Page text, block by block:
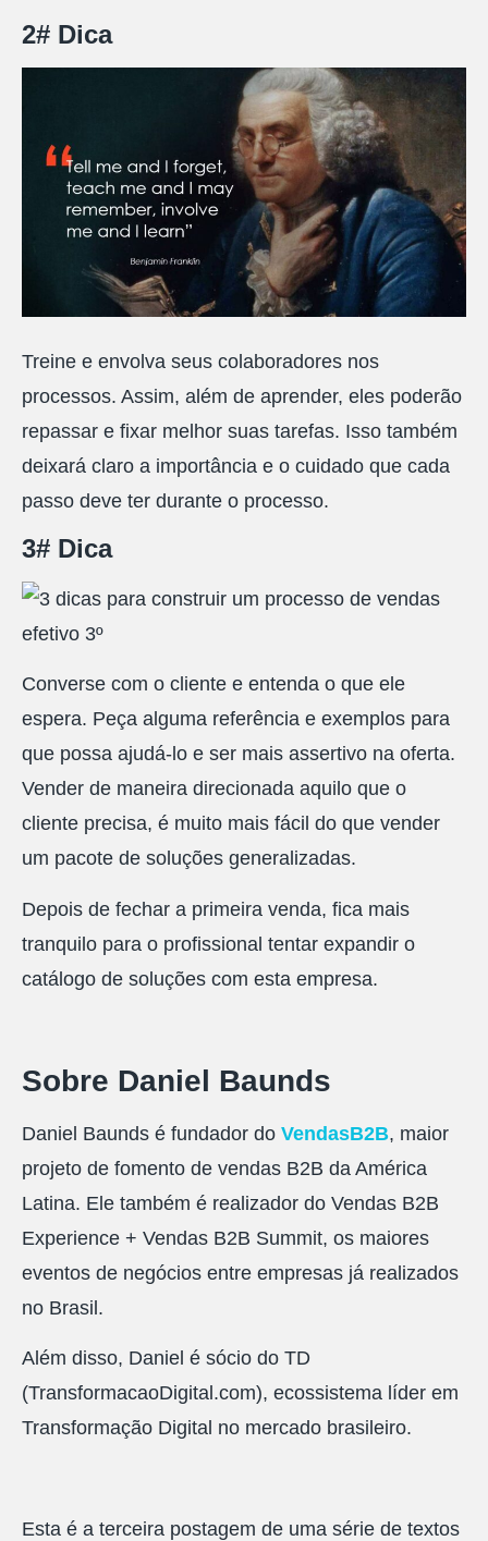
2# Dica
Treine e envolva seus colaboradores nos
processos. Assim, além de aprender, eles poderão
repassar e fixar melhor suas tarefas. Isso também
deixará claro a importância e o cuidado que cada
passo deve ter durante o processo.
3# Dica
Converse com o cliente e entenda o que ele
espera. Peça alguma referência e exemplos para
que possa ajudá-lo e ser mais assertivo na oferta.
Vender de maneira direcionada aquilo que o
cliente precisa, é muito mais fácil do que vender
um pacote de soluções generalizadas.
Depois de fechar a primeira venda, fica mais
tranquilo para o profissional tentar expandir o
catálogo de soluções com esta empresa.
Sobre Daniel Baunds
Daniel Baunds é fundador do VendasB2B, maior
projeto de fomento de vendas B2B da América
Latina. Ele também é realizador do Vendas B2B
Experience + Vendas B2B Summit, os maiores
eventos de negócios entre empresas já realizados
no Brasil.
Além disso, Daniel é sócio do TD
(TransformacaoDigital.com), ecossistema líder em
Transformação Digital no mercado brasileiro.
Esta é a terceira postagem de uma série de textos